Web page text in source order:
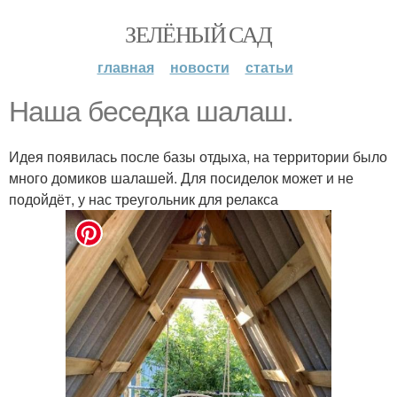
ЗЕЛЁНЫЙ САД
главная новости статьи
Наша беседка шалаш.
Идея появилась после базы отдыха, на территории было
много домиков шалашей. Для посиделок может и не
подойдёт, у нас треугольник для релакса